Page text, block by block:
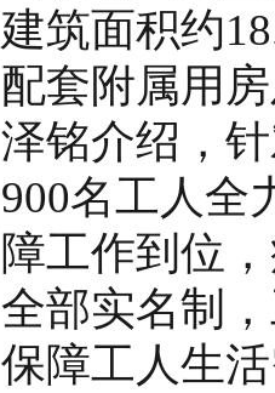
建筑面积约
配套附属用
泽铭介绍，
900名工人全
障工作到位
全部实名制
保障工人生